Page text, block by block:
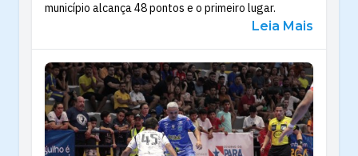
município alcança 48 pontos e o primeiro lugar.
Leia Mais